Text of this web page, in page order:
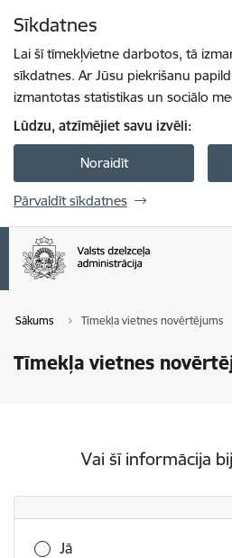
Sīkdatnes
Lai šī tīmekļvietne darbotos, tā
sīkdatnes. Ar Jūsu piekrišanu
izmantotas statistikas un sociālo
Lūdzu, atzīmējiet savu izvēli:
Noraidīt
Pārvaldīt sīkdatnes
Sākums Tīmekļa vietnes novērtējums
Tīmekļa vietnes
Vai šī informācija
Vai šī informācija bija
Jā